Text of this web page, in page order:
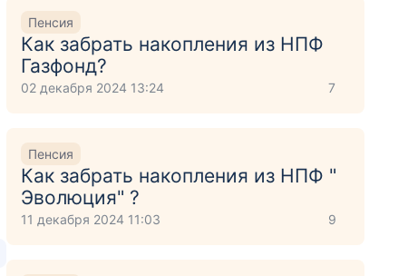
Пенсия
Как забрать накопления из НПФ
Газфонд?
02 декабря 2024 13:24 7
Пенсия
Как забрать накопления из НПФ "
Эволюция" ?
11 декабря 2024 11:03 9